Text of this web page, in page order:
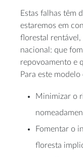
Estas falhas têm
estaremos em
florestal rentável,
nacional: que
repovoamento e
Para este
Minimizar o
Fomentar o
floresta